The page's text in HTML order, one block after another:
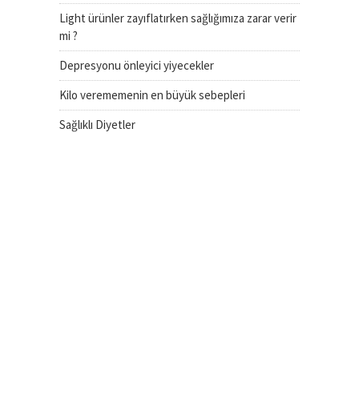
Light ürünler zayıflatırken sağlığımıza zarar verir
mi ?
Depresyonu önleyici yiyecekler
Kilo verememenin en büyük sebepleri
Sağlıklı Diyetler